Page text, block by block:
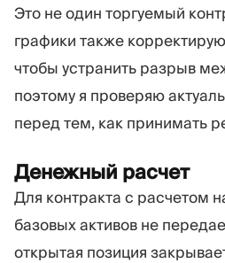
Это не один торгуемый
графики также
чтобы устранить разрыв
поэтому я проверяю
перед тем, как принимать
Денежный расчет
Для контракта с расчетом
базовых активов не
открытая позиция